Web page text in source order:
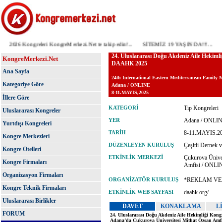
2026 Kongreleri KongreMerkezi.Net te takip edin!... SİTEMİZ 19 YAŞINDA!!!...
KongreMerkezi.Net
Ana Sayfa
Kategoriye Göre
İllere Göre
Uluslararası Kongreler
Yurtdışı Kongreleri
Kongre Merkezleri
Kongre Otelleri
Kongre Firmaları
Organizasyon Firmaları
Kongre Teknik Firmaları
Uluslararası Birlikler
FORUM